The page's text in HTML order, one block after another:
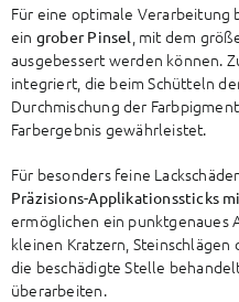
Für eine optimale Verarbeitung
ein grober Pinsel , mit dem
ausgebessert werden können.
integriert, die beim Schütteln
Durchmischung der
Farbergebnis gewährleistet.
Für besonders feine
Präzisions-Applikationssticks
ermöglichen ein punktgenaues
kleinen Kratzern, Steinschlägen
die beschädigte Stelle
überarbeiten.